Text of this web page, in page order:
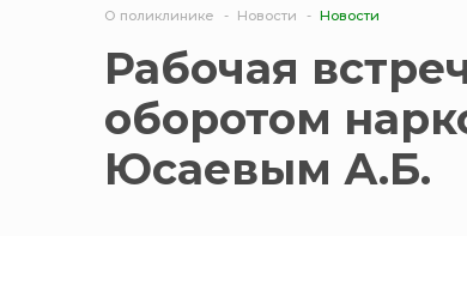
О поликлинике Новости Новости
Рабочая
оборотом
Юсаевым А.Б.